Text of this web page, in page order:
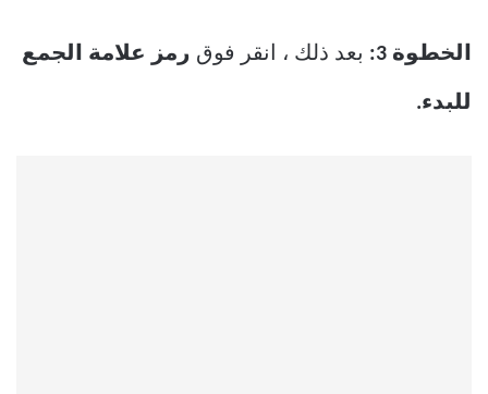
الخطوة 3: بعد ذلك ، انقر فوق رمز علامة الجمع
للبدء.